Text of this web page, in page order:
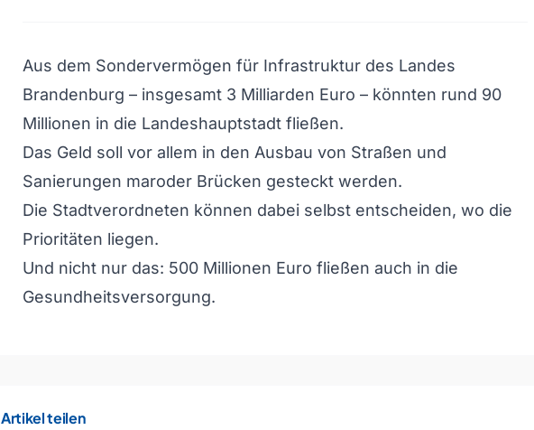
Aus dem Sondervermögen für Infrastruktur des Landes
Brandenburg – insgesamt 3 Milliarden Euro – könnten rund 90
Millionen in die Landeshauptstadt fließen.
Das Geld soll vor allem in den Ausbau von Straßen und
Sanierungen maroder Brücken gesteckt werden.
Die Stadtverordneten können dabei selbst entscheiden, wo die
Prioritäten liegen.
Und nicht nur das: 500 Millionen Euro fließen auch in die
Gesundheitsversorgung.
Artikel teilen